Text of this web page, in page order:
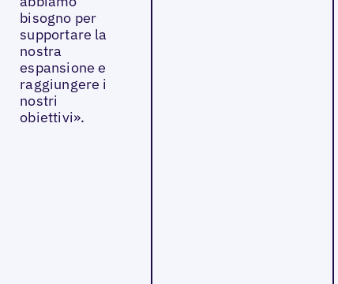
bisogno per
supportare la
nostra
espansione e
raggiungere i
nostri
obiettivi».